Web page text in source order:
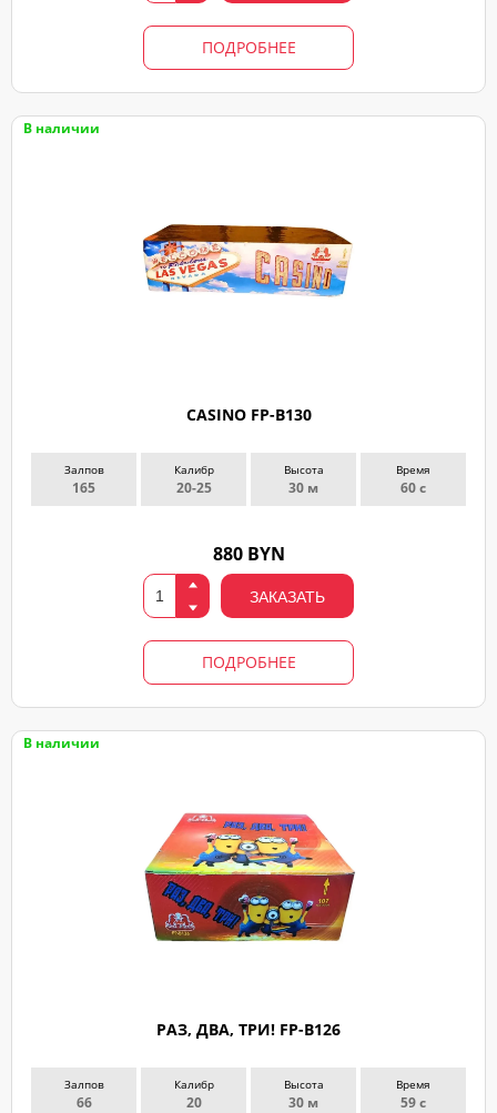
ПОДРОБНЕЕ
В наличии
CASINO FP-B130
Залпов
165
Калибр
20-25
Высота
30 м
Время
60 с
880 BYN
ЗАКАЗАТЬ
ПОДРОБНЕЕ
В наличии
РАЗ, ДВА, ТРИ! FP-B126
Залпов
66
Калибр
20
Высота
30 м
Время
59 с